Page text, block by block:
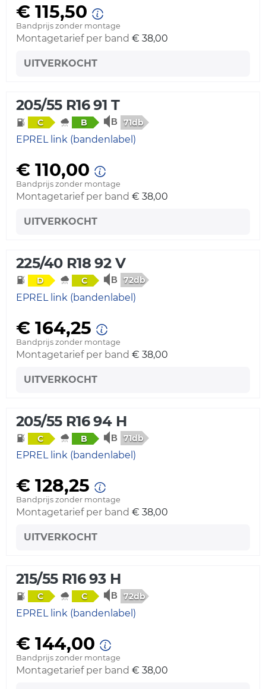
€ 115,50
Bandprijs zonder montage
Montagetarief per band € 38,00
UITVERKOCHT
205/55 R16 91 T
C B 71db
EPREL link (bandenlabel)
€ 110,00
Bandprijs zonder montage
Montagetarief per band € 38,00
UITVERKOCHT
225/40 R18 92 V
D C 72db
EPREL link (bandenlabel)
€ 164,25
Bandprijs zonder montage
Montagetarief per band € 38,00
UITVERKOCHT
205/55 R16 94 H
C B 71db
EPREL link (bandenlabel)
€ 128,25
Bandprijs zonder montage
Montagetarief per band € 38,00
UITVERKOCHT
215/55 R16 93 H
C C 72db
EPREL link (bandenlabel)
€ 144,00
Bandprijs zonder montage
Montagetarief per band € 38,00